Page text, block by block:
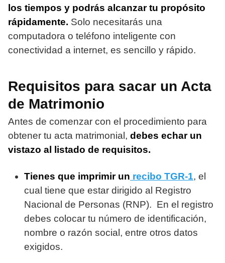
los tiempos y podrás alcanzar tu propósito
rápidamente. Solo necesitarás una
computadora o teléfono inteligente con
conectividad a internet, es sencillo y rápido.
Requisitos para sacar un Acta
de Matrimonio
Antes de comenzar con el procedimiento para
obtener tu acta matrimonial, debes echar un
vistazo al listado de requisitos.
Tienes que imprimir un recibo TGR-1, el
cual tiene que estar dirigido al Registro
Nacional de Personas (RNP). En el registro
debes colocar tu número de identificación,
nombre o razón social, entre otros datos
exigidos.